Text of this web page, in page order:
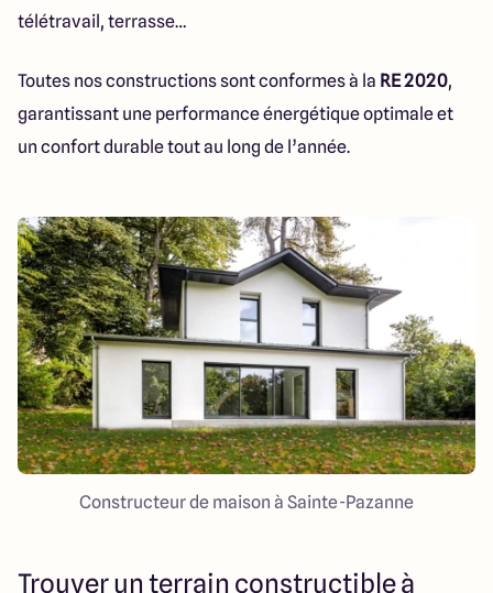
télétravail, terrasse…
Toutes nos constructions sont conformes à la RE 2020,
garantissant une performance énergétique optimale et
un confort durable tout au long de l’année.
Constructeur de maison à Sainte-Pazanne
Trouver un terrain constructible à